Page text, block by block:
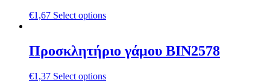
€1,67 Select options
Προσκλητήριο γάμου ΒΙΝ2578
€1,37 Select options